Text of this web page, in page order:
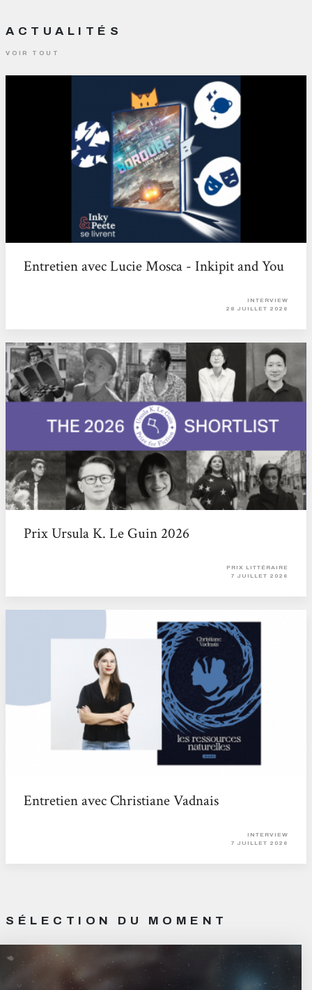
ACTUALITÉS
VOIR TOUT
Entretien avec Lucie Mosca - Inkipit and You
INTERVIEW
28 JUILLET 2026
Prix Ursula K. Le Guin 2026
PRIX LITTÉRAIRE
7 JUILLET 2026
Entretien avec Christiane Vadnais
INTERVIEW
7 JUILLET 2026
SÉLECTION DU MOMENT